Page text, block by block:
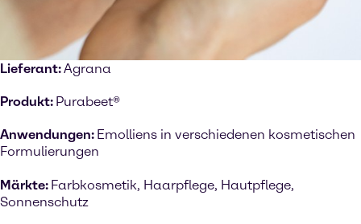
Lieferant:Agrana
Produkt: Purabeet®
Anwendungen: Emolliens in verschiedenen kosmetischen
Formulierungen
Märkte: Farbkosmetik, Haarpflege, Hautpflege,
Sonnenschutz